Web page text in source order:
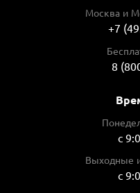
Москва и
+7
8
с
Выходные
с